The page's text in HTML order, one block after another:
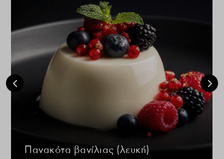
Πανακότα βανίλιας (λευκή)